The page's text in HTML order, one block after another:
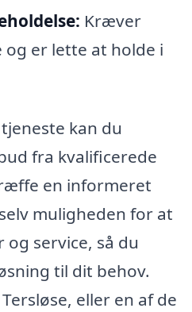
Kræver
er lette at holde i
kan du
fra kvalificerede
en informeret
muligheden for at
service, så du
til dit behov.
eller en af de